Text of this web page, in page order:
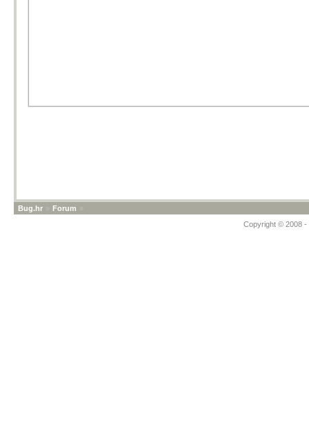
Bug.hr » Forum »
Copyright © 2008 -